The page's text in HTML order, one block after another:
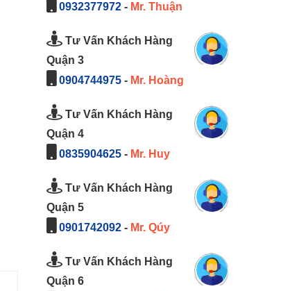
0932377972- Mr. Thuận
Tư Vấn Khách Hàng
Quận 3
0904744975- Mr. Hoàng
Tư Vấn Khách Hàng
Quận 4
0835904625- Mr. Huy
Tư Vấn Khách Hàng
Quận 5
0901742092- Mr. Qúy
Tư Vấn Khách Hàng
Quận 6